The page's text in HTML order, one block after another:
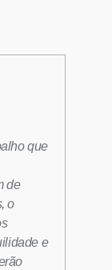
que
de
o
e